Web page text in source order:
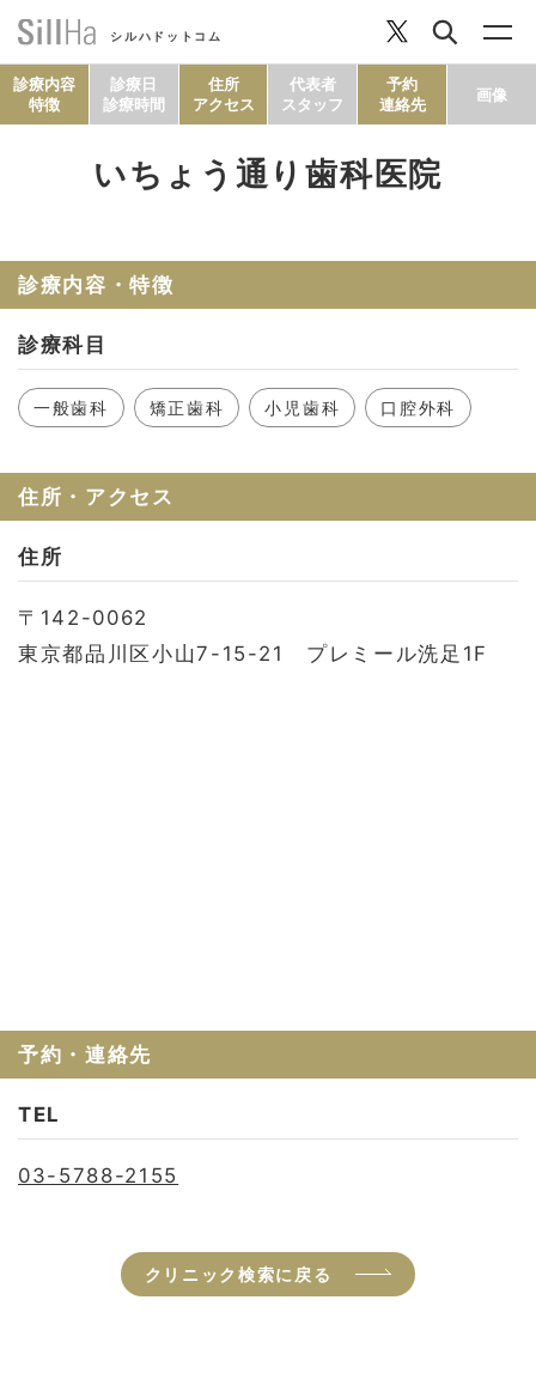
シルハドットコム
セルフチェック
診療内容
特徴
診療日
診療時間
住所
アクセス
代表者
スタッフ
予約
連絡先
画像
いちょう通り歯科医院
診療内容・特徴
診療科目
一般歯科 矯正歯科 小児歯科 口腔外科
住所・アクセス
住所
〒142-0062
東京都品川区小山7-15-21 プレミール洗足1F
予約・連絡先
TEL
03-5788-2155
クリニック検索に戻る